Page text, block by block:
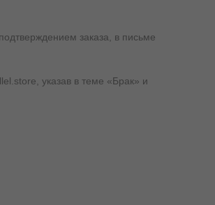
заказа, в письме
указав в теме «Брак» и